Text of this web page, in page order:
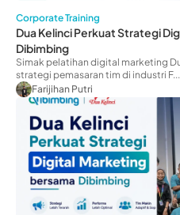
Corporate Training
Dua Kelinci Perkuat Strategi
Dibimbing
Simak pelatihan digital marketing
strategi pemasaran tim di industri F...
Farijihan Putri